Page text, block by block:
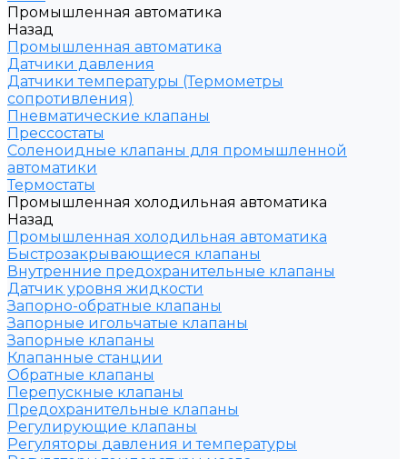
Промышленная автоматика
Назад
Промышленная автоматика
Датчики давления
Датчики температуры (Термометры
сопротивления)
Пневматические клапаны
Прессостаты
Соленоидные клапаны для промышленной
автоматики
Термостаты
Промышленная холодильная автоматика
Назад
Промышленная холодильная автоматика
Быстрозакрывающиеся клапаны
Внутренние предохранительные клапаны
Датчик уровня жидкости
Запорно-обратные клапаны
Запорные игольчатые клапаны
Запорные клапаны
Клапанные станции
Обратные клапаны
Перепускные клапаны
Предохранительные клапаны
Регулирующие клапаны
Регуляторы давления и температуры